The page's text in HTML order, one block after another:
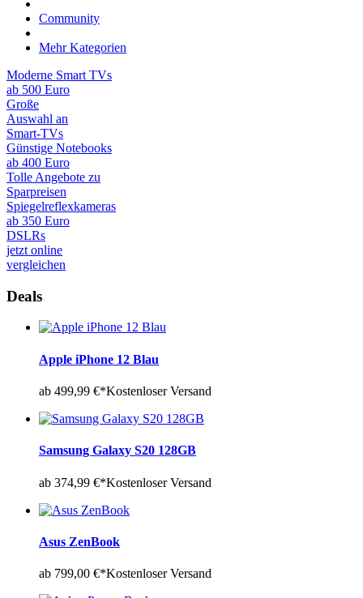
Community
Mehr Kategorien
Moderne Smart TVs
ab 500 Euro
Große
Auswahl an
Smart-TVs
Günstige Notebooks
ab 400 Euro
Tolle Angebote zu
Sparpreisen
Spiegelreflexkameras
ab 350 Euro
DSLRs
jetzt online
vergleichen
Deals
Apple iPhone 12 Blau
ab 499,99 €*Kostenloser Versand
Samsung Galaxy S20 128GB
ab 374,99 €*Kostenloser Versand
Asus ZenBook
ab 799,00 €*Kostenloser Versand